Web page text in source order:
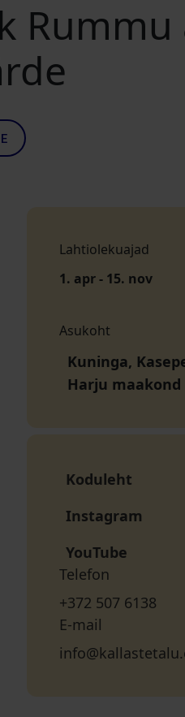
Lahtiolekuajad
1. apr - 15. nov
Asukoht
Kuninga,
Harju maakond
Koduleht
Instagram
YouTube
Telefon
+372 507 6138
E-mail